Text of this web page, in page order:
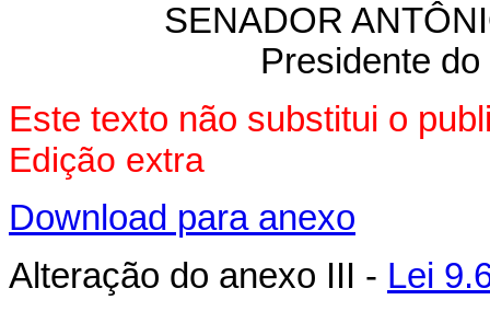
SENADOR
Presidente
Este texto não substitui o
Edição extra
Download para anexo
Alteração do anexo III - Lei